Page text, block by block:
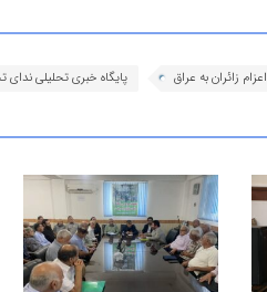
اعزام زائران به عراق پایگاه خبری تحلیلی ندای